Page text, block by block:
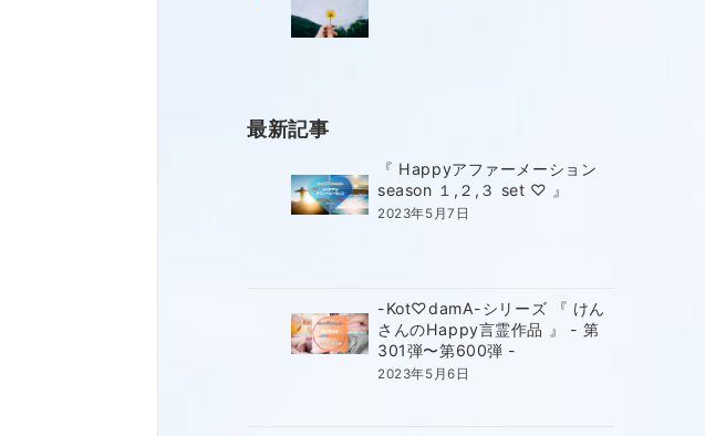
最新記事
『 Happyアファーメーション
season １,２,３ set ♡ 』
2023年5月7日
-Kot♡damA-シリーズ 『 けん
さんのHappy言霊作品 』 - 第
301弾〜第600弾 -
2023年5月6日